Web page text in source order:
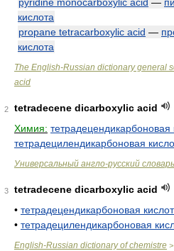
кислота
propane tetracarboxylic acid —
кислота
The English-Russian dictionary general
acid
2
tetradecene dicarboxylic acid
Химия: тетрадецендикарбоновая
тетрадецилендикарбоновая
Универсальный англо-русский словарь
3
tetradecene dicarboxylic acid
• тетрадецендикарбоновая
• тетрадецилендикарбоновая
English-Russian dictionary of chemistre >